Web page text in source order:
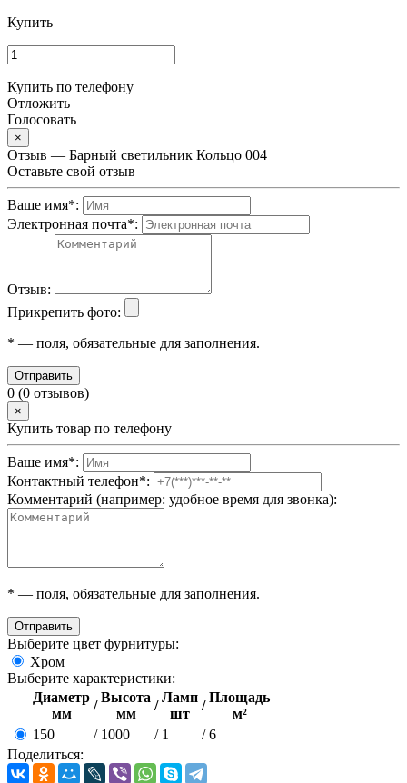
Купить
Купить по телефону
Отложить
Голосовать
×
Отзыв — Барный светильник Кольцо 004
Оставьте свой отзыв
Ваше имя*:
Электронная почта*:
Отзыв:
Прикрепить фото:
* — поля, обязательные для заполнения.
Отправить
0 (0 отзывов)
×
Купить товар по телефону
Ваше имя*:
Контактный телефон*:
Комментарий (например: удобное время для звонка):
* — поля, обязательные для заполнения.
Отправить
Выберите цвет фурнитуры:
Хром
Выберите характеристики:
Диаметр
мм
/
Высота
мм
/
Ламп
шт
/
Площадь
м²
150
/ 1000 / 1 / 6
Поделиться: